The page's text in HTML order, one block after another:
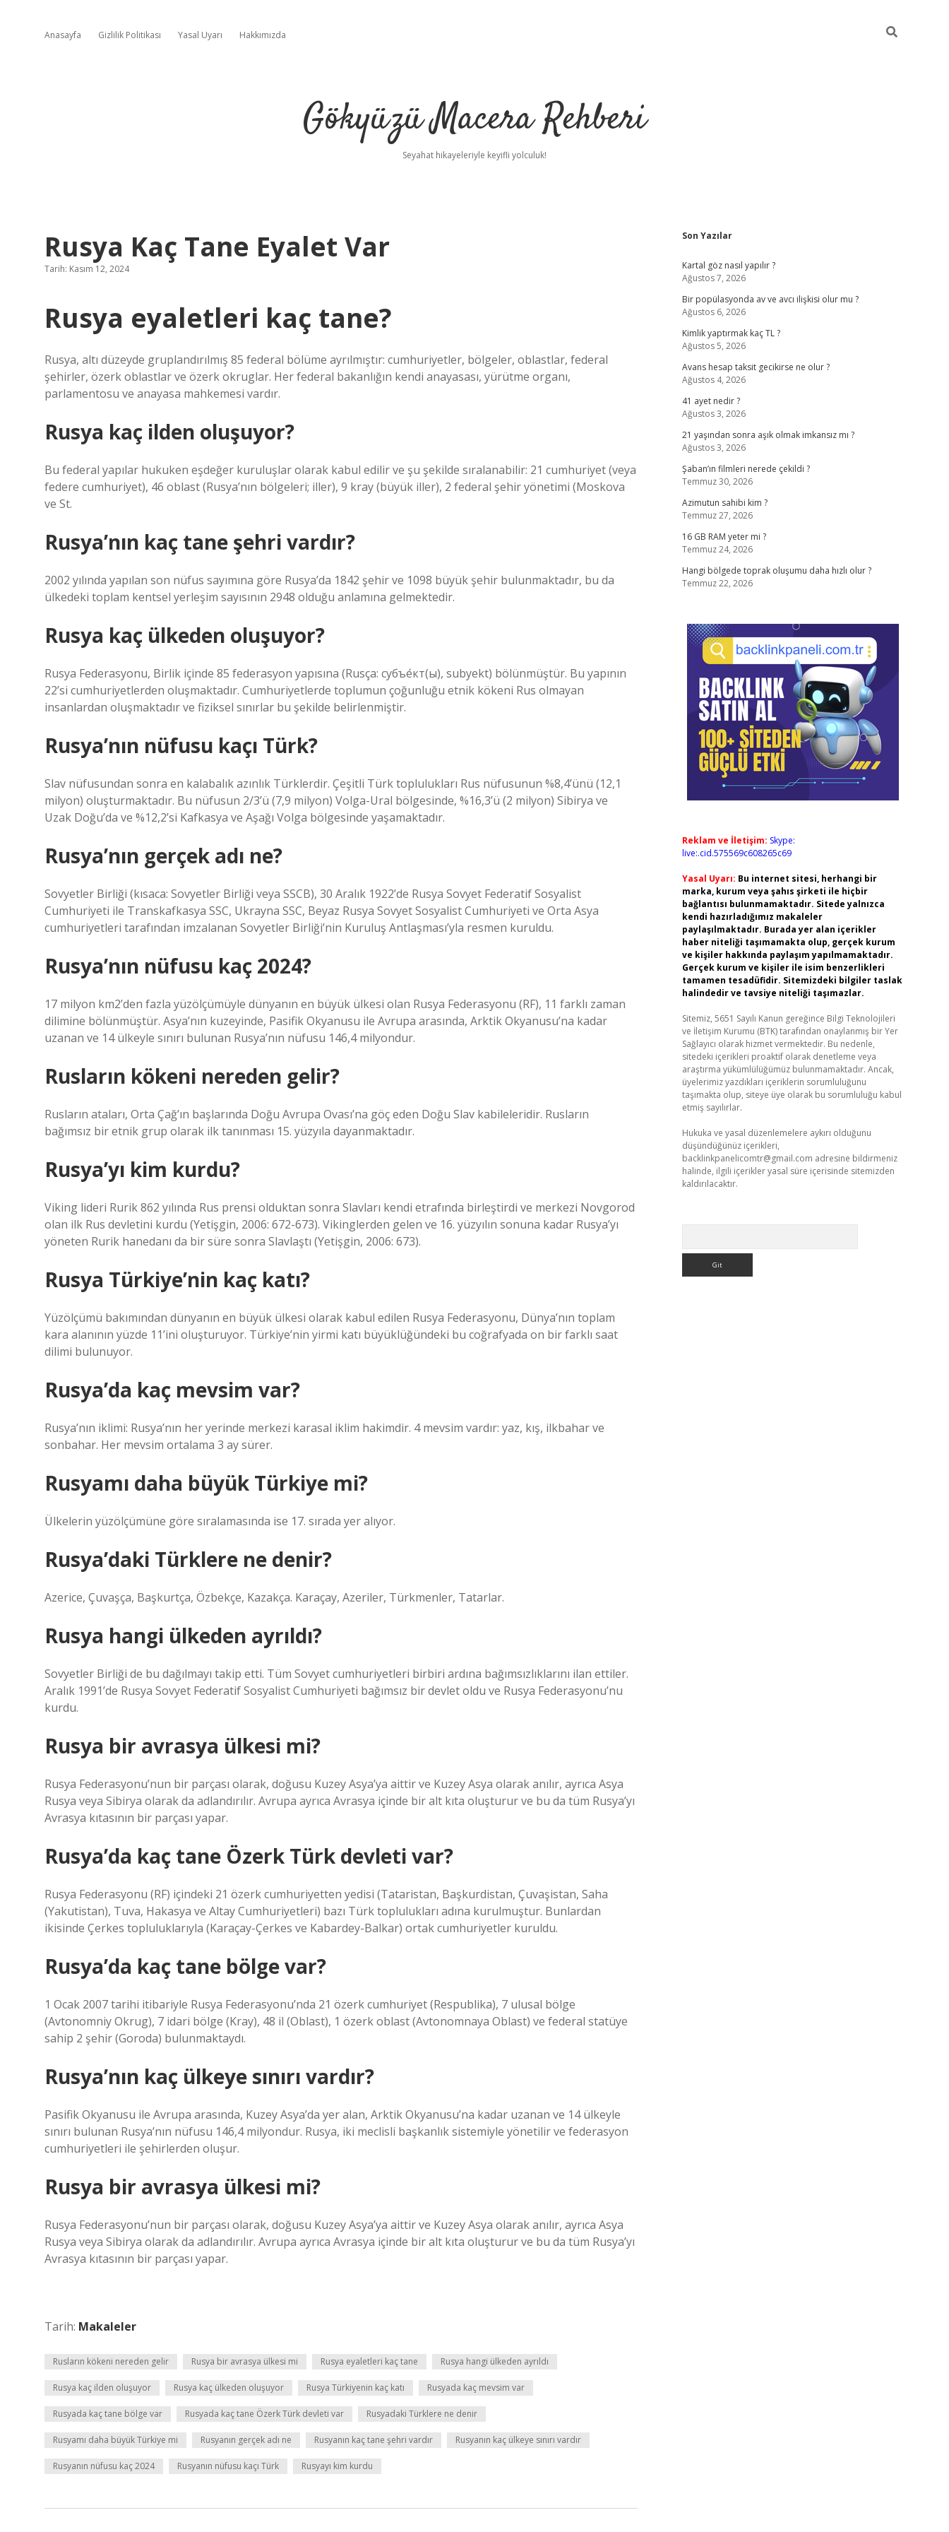
Anasayfa Gizlilik Politikası Yasal Uyarı Hakkımızda
Gökyüzü Macera Rehberi
Seyahat hikayeleriyle keyifli yolculuk!
Rusya Kaç Tane Eyalet Var
Tarih: Kasım 12, 2024
Rusya eyaletleri kaç tane?
Rusya, altı düzeyde gruplandırılmış 85 federal bölüme ayrılmıştır: cumhuriyetler, bölgeler, oblastlar, federal
şehirler, özerk oblastlar ve özerk okruglar. Her federal bakanlığın kendi anayasası, yürütme organı,
parlamentosu ve anayasa mahkemesi vardır.
Rusya kaç ilden oluşuyor?
Bu federal yapılar hukuken eşdeğer kuruluşlar olarak kabul edilir ve şu şekilde sıralanabilir: 21 cumhuriyet (veya
federe cumhuriyet), 46 oblast (Rusya’nın bölgeleri; iller), 9 kray (büyük iller), 2 federal şehir yönetimi (Moskova
ve St.
Rusya’nın kaç tane şehri vardır?
2002 yılında yapılan son nüfus sayımına göre Rusya’da 1842 şehir ve 1098 büyük şehir bulunmaktadır, bu da
ülkedeki toplam kentsel yerleşim sayısının 2948 olduğu anlamına gelmektedir.
Rusya kaç ülkeden oluşuyor?
Rusya Federasyonu, Birlik içinde 85 federasyon yapısına (Rusça: субъе́кт(ы), subyekt) bölünmüştür. Bu yapının
22’si cumhuriyetlerden oluşmaktadır. Cumhuriyetlerde toplumun çoğunluğu etnik kökeni Rus olmayan
insanlardan oluşmaktadır ve fiziksel sınırlar bu şekilde belirlenmiştir.
Rusya’nın nüfusu kaçı Türk?
Slav nüfusundan sonra en kalabalık azınlık Türklerdir. Çeşitli Türk toplulukları Rus nüfusunun %8,4’ünü (12,1
milyon) oluşturmaktadır. Bu nüfusun 2/3’ü (7,9 milyon) Volga-Ural bölgesinde, %16,3’ü (2 milyon) Sibirya ve
Uzak Doğu’da ve %12,2’si Kafkasya ve Aşağı Volga bölgesinde yaşamaktadır.
Rusya’nın gerçek adı ne?
Sovyetler Birliği (kısaca: Sovyetler Birliği veya SSCB), 30 Aralık 1922’de Rusya Sovyet Federatif Sosyalist
Cumhuriyeti ile Transkafkasya SSC, Ukrayna SSC, Beyaz Rusya Sovyet Sosyalist Cumhuriyeti ve Orta Asya
cumhuriyetleri tarafından imzalanan Sovyetler Birliği’nin Kuruluş Antlaşması’yla resmen kuruldu.
Rusya’nın nüfusu kaç 2024?
17 milyon km2’den fazla yüzölçümüyle dünyanın en büyük ülkesi olan Rusya Federasyonu (RF), 11 farklı zaman
dilimine bölünmüştür. Asya’nın kuzeyinde, Pasifik Okyanusu ile Avrupa arasında, Arktik Okyanusu’na kadar
uzanan ve 14 ülkeyle sınırı bulunan Rusya’nın nüfusu 146,4 milyondur.
Rusların kökeni nereden gelir?
Rusların ataları, Orta Çağ’ın başlarında Doğu Avrupa Ovası’na göç eden Doğu Slav kabileleridir. Rusların
bağımsız bir etnik grup olarak ilk tanınması 15. yüzyıla dayanmaktadır.
Rusya’yı kim kurdu?
Viking lideri Rurik 862 yılında Rus prensi olduktan sonra Slavları kendi etrafında birleştirdi ve merkezi Novgorod
olan ilk Rus devletini kurdu (Yetişgin, 2006: 672-673). Vikinglerden gelen ve 16. yüzyılın sonuna kadar Rusya’yı
yöneten Rurik hanedanı da bir süre sonra Slavlaştı (Yetişgin, 2006: 673).
Rusya Türkiye’nin kaç katı?
Yüzölçümü bakımından dünyanın en büyük ülkesi olarak kabul edilen Rusya Federasyonu, Dünya’nın toplam
kara alanının yüzde 11’ini oluşturuyor. Türkiye’nin yirmi katı büyüklüğündeki bu coğrafyada on bir farklı saat
dilimi bulunuyor.
Rusya’da kaç mevsim var?
Rusya’nın iklimi: Rusya’nın her yerinde merkezi karasal iklim hakimdir. 4 mevsim vardır: yaz, kış, ilkbahar ve
sonbahar. Her mevsim ortalama 3 ay sürer.
Rusyamı daha büyük Türkiye mi?
Ülkelerin yüzölçümüne göre sıralamasında ise 17. sırada yer alıyor.
Rusya’daki Türklere ne denir?
Azerice, Çuvaşça, Başkurtça, Özbekçe, Kazakça. Karaçay, Azeriler, Türkmenler, Tatarlar.
Rusya hangi ülkeden ayrıldı?
Sovyetler Birliği de bu dağılmayı takip etti. Tüm Sovyet cumhuriyetleri birbiri ardına bağımsızlıklarını ilan ettiler.
Aralık 1991’de Rusya Sovyet Federatif Sosyalist Cumhuriyeti bağımsız bir devlet oldu ve Rusya Federasyonu’nu
kurdu.
Rusya bir avrasya ülkesi mi?
Rusya Federasyonu’nun bir parçası olarak, doğusu Kuzey Asya’ya aittir ve Kuzey Asya olarak anılır, ayrıca Asya
Rusya veya Sibirya olarak da adlandırılır. Avrupa ayrıca Avrasya içinde bir alt kıta oluşturur ve bu da tüm Rusya’yı
Avrasya kıtasının bir parçası yapar.
Rusya’da kaç tane Özerk Türk devleti var?
Rusya Federasyonu (RF) içindeki 21 özerk cumhuriyetten yedisi (Tataristan, Başkurdistan, Çuvaşistan, Saha
(Yakutistan), Tuva, Hakasya ve Altay Cumhuriyetleri) bazı Türk toplulukları adına kurulmuştur. Bunlardan
ikisinde Çerkes topluluklarıyla (Karaçay-Çerkes ve Kabardey-Balkar) ortak cumhuriyetler kuruldu.
Rusya’da kaç tane bölge var?
1 Ocak 2007 tarihi itibariyle Rusya Federasyonu’nda 21 özerk cumhuriyet (Respublika), 7 ulusal bölge
(Avtonomniy Okrug), 7 idari bölge (Kray), 48 il (Oblast), 1 özerk oblast (Avtonomnaya Oblast) ve federal statüye
sahip 2 şehir (Goroda) bulunmaktaydı.
Rusya’nın kaç ülkeye sınırı vardır?
Pasifik Okyanusu ile Avrupa arasında, Kuzey Asya’da yer alan, Arktik Okyanusu’na kadar uzanan ve 14 ülkeyle
sınırı bulunan Rusya’nın nüfusu 146,4 milyondur. Rusya, iki meclisli başkanlık sistemiyle yönetilir ve federasyon
cumhuriyetleri ile şehirlerden oluşur.
Rusya bir avrasya ülkesi mi?
Rusya Federasyonu’nun bir parçası olarak, doğusu Kuzey Asya’ya aittir ve Kuzey Asya olarak anılır, ayrıca Asya
Rusya veya Sibirya olarak da adlandırılır. Avrupa ayrıca Avrasya içinde bir alt kıta oluşturur ve bu da tüm Rusya’yı
Avrasya kıtasının bir parçası yapar.
Tarih: Makaleler
Rusların kökeni nereden gelir Rusya bir avrasya ülkesi mi Rusya eyaletleri kaç tane Rusya hangi ülkeden ayrıldı
Rusya kaç ilden oluşuyor Rusya kaç ülkeden oluşuyor Rusya Türkiyenin kaç katı Rusyada kaç mevsim var
Rusyada kaç tane bölge var Rusyada kaç tane Özerk Türk devleti var Rusyadaki Türklere ne denir
Rusyamı daha büyük Türkiye mi Rusyanın gerçek adı ne Rusyanın kaç tane şehri vardır Rusyanın kaç ülkeye sınırı vardır
Rusyanın nüfusu kaç 2024 Rusyanın nüfusu kaçı Türk Rusyayı kim kurdu
Sidebar
Son Yazılar
Kartal göz nasıl yapılır ?
Ağustos 7, 2026
Bir popülasyonda av ve avcı ilişkisi olur mu ?
Ağustos 6, 2026
Kimlik yaptırmak kaç TL ?
Ağustos 5, 2026
Avans hesap taksit gecikirse ne olur ?
Ağustos 4, 2026
41 ayet nedir ?
Ağustos 3, 2026
21 yaşından sonra aşık olmak imkansız mı ?
Ağustos 3, 2026
Şaban’ın filmleri nerede çekildi ?
Temmuz 30, 2026
Azimutun sahibi kim ?
Temmuz 27, 2026
16 GB RAM yeter mi ?
Temmuz 24, 2026
Hangi bölgede toprak oluşumu daha hızlı olur ?
Temmuz 22, 2026
Reklam ve İletişim: Skype:
live:.cid.575569c608265c69
Yasal Uyarı: Bu internet sitesi, herhangi bir
marka, kurum veya şahıs şirketi ile hiçbir
bağlantısı bulunmamaktadır. Sitede yalnızca
kendi hazırladığımız makaleler
paylaşılmaktadır. Burada yer alan içerikler
haber niteliği taşımamakta olup, gerçek kurum
ve kişiler hakkında paylaşım yapılmamaktadır.
Gerçek kurum ve kişiler ile isim benzerlikleri
tamamen tesadüfidir. Sitemizdeki bilgiler taslak
halindedir ve tavsiye niteliği taşımazlar.
Sitemiz, 5651 Sayılı Kanun gereğince Bilgi Teknolojileri
ve İletişim Kurumu (BTK) tarafından onaylanmış bir Yer
Sağlayıcı olarak hizmet vermektedir. Bu nedenle,
sitedeki içerikleri proaktif olarak denetleme veya
araştırma yükümlülüğümüz bulunmamaktadır. Ancak,
üyelerimiz yazdıkları içeriklerin sorumluluğunu
taşımakta olup, siteye üye olarak bu sorumluluğu kabul
etmiş sayılırlar.
Hukuka ve yasal düzenlemelere aykırı olduğunu
düşündüğünüz içerikleri,
backlinkpanelicomtr@gmail.com adresine bildirmeniz
halinde, ilgili içerikler yasal süre içerisinde sitemizden
kaldırılacaktır.